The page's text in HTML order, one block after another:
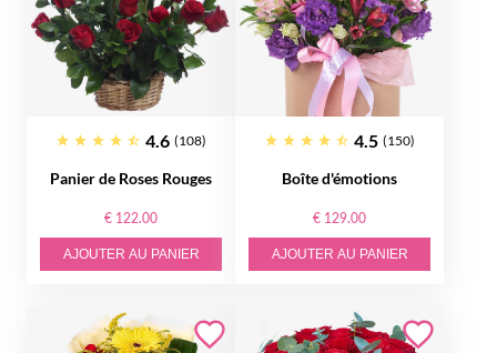
4.6 (108)
Panier de Roses Rouges
€ 122.00
AJOUTER AU PANIER
4.5 (150)
Boîte d'émotions
€ 129.00
AJOUTER AU PANIER